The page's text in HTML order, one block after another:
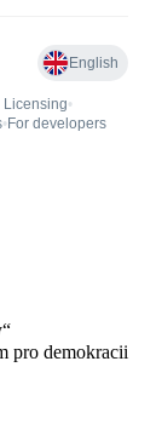
pro demokracii